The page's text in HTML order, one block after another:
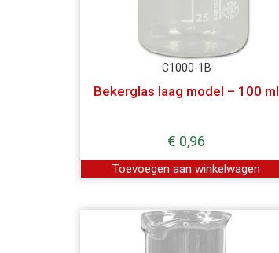
C1000-1B
Bekerglas laag model – 100 ml
€ 0,96
Toevoegen aan winkelwagen